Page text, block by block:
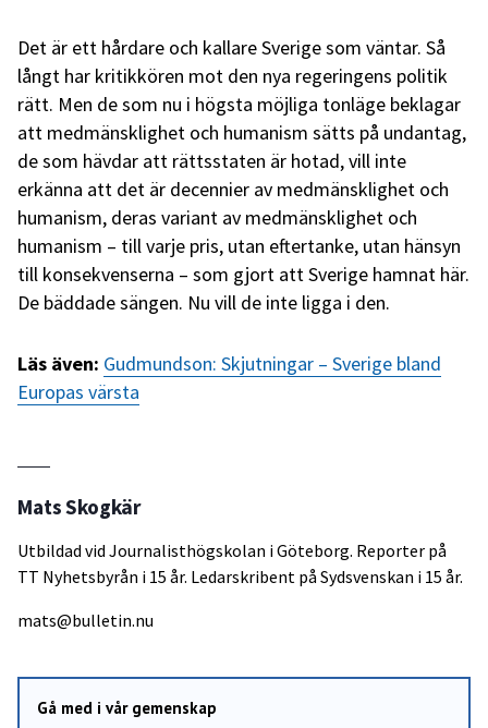
Det är ett hårdare och kallare Sverige som väntar. Så
långt har kritikkören mot den nya regeringens politik
rätt. Men de som nu i högsta möjliga tonläge beklagar
att medmänsklighet och humanism sätts på undantag,
de som hävdar att rättsstaten är hotad, vill inte
erkänna att det är decennier av medmänsklighet och
humanism, deras variant av medmänsklighet och
humanism – till varje pris, utan eftertanke, utan hänsyn
till konsekvenserna – som gjort att Sverige hamnat här.
De bäddade sängen. Nu vill de inte ligga i den.
Läs även: Gudmundson: Skjutningar – Sverige bland
Europas värsta
Mats Skogkär
Utbildad vid Journalisthögskolan i Göteborg. Reporter på
TT Nyhetsbyrån i 15 år. Ledarskribent på Sydsvenskan i 15 år.
mats@bulletin.nu
Gå med i vår gemenskap